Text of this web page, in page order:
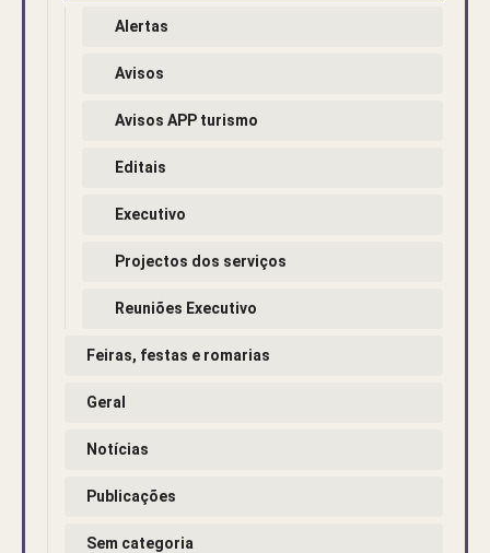
Alertas
Avisos
Avisos APP turismo
Editais
Executivo
Projectos dos serviços
Reuniões Executivo
Feiras, festas e romarias
Geral
Notícias
Publicações
Sem categoria